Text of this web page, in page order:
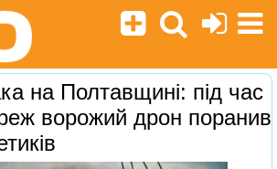
на Полтавщині: під час
ворожий дрон поранив